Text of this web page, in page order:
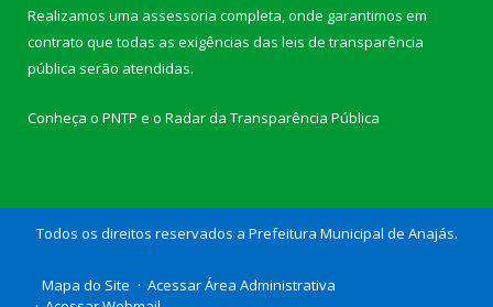
Realizamos uma assessoria completa, onde garantimos em
contrato que todas as exigências das leis de transparência
pública serão atendidas.
Conheça o PNTP e o Radar da Transparência Pública
Todos os direitos reservados a Prefeitura Municipal de Anajás.
Mapa do Site
Acessar Área Administrativa